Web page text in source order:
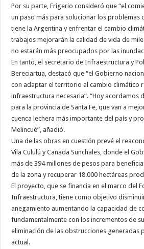
Por su parte, Frigerio consideró que “el
un paso más para solucionar los problemas
tiene la Argentina y enfrentar el cambio
trabajos mejorarán la calidad de vida de
no estarán más preocupados por las
En tanto, el secretario de Infraestructura y
Bereciartua, destacó que “el Gobierno
con adaptar el territorio al cambio climático
infraestructura necesaria”. “Hoy acordamos
para la provincia de Santa Fe, que van a
cuenca lechera más importante del país y
Melincué”, añadió.
Una de las obras en cuestión prevé el
Vila Cululú y Cañada Sunchales, donde el
más de 394 millones de pesos para
de la zona y recuperar 18.000 hectáreas
El proyecto, que se financia en el marco del
Infraestructura, tiene como objetivo
anegamiento aumentando la capacidad de
fundamentalmente con los incrementos de
eliminación de las obstrucciones generadas
actual.